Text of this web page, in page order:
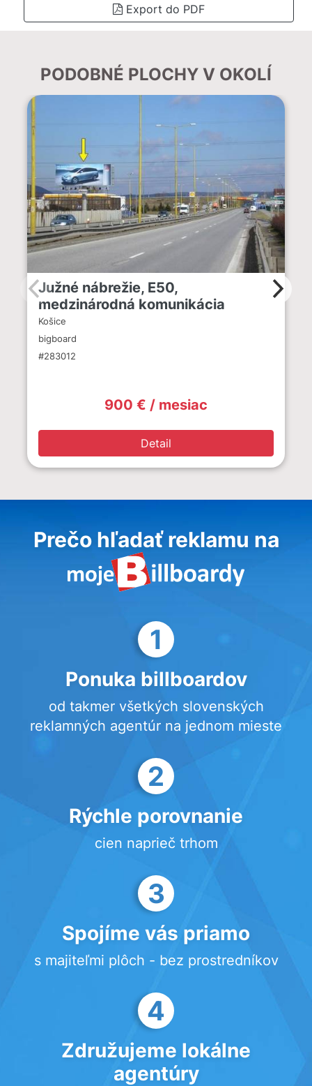
Export do PDF
PODOBNÉ PLOCHY V OKOLÍ
Južné nábrežie, E50,
medzinárodná komunikácia
Košice
bigboard
#283012
900 € / mesiac
Detail
Prečo hľadať reklamu na
1
Ponuka billboardov
od takmer všetkých slovenských
reklamných agentúr na jednom mieste
2
Rýchle porovnanie
cien naprieč trhom
3
Spojíme vás priamo
s majiteľmi plôch - bez prostredníkov
4
Združujeme lokálne
agentúry